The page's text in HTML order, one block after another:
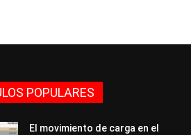
POPULARES
El movimiento de carga en el